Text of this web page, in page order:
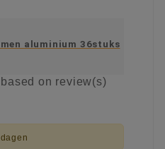
aluminium 36stuks
on review(s)